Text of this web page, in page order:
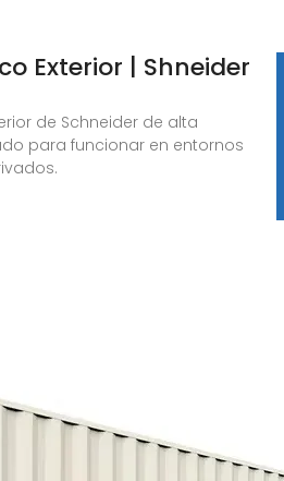
Exterior | Shneider
de Schneider de alta
para funcionar en entornos